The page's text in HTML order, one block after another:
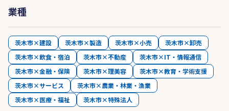
業種
茨木市×建設 茨木市×製造 茨木市×小売
茨木市×卸売
茨木市×飲食・宿泊
茨木市×不動産
茨木市×IT・情報通信
茨木市×金融・保険
茨木市×理美容
茨木市×教育・学術支援
茨木市×サービス
茨木市×農業・林業・漁業
茨木市×医療・福祉
茨木市×特殊法人